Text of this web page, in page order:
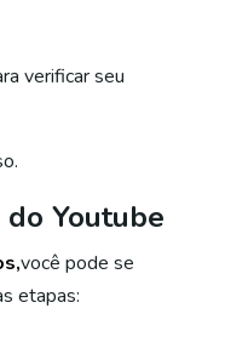
verificar seu
Youtube
você pode se
etapas: